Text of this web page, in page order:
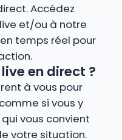
Accédez
et/ou à notre
temps réel pour
en direct ?
à vous pour
si vous y
vous convient
votre situation.